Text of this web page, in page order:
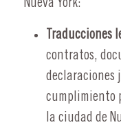
Nueva York:
Traducciones
contratos,
declaraciones
cumplimiento
la ciudad de